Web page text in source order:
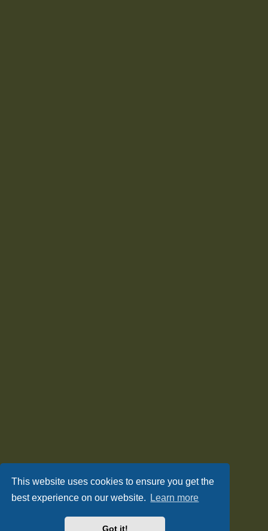
This website uses cookies to ensure you get the
best experience on our website.
Learn more
Got it!